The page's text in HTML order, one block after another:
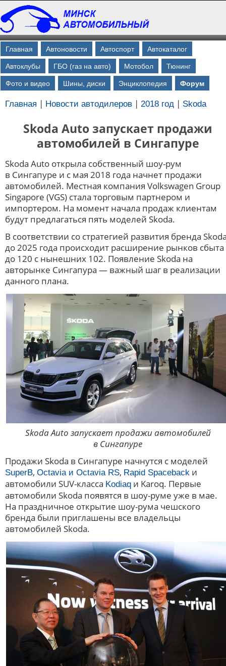
Главная Автоновости Автоспорт Автокаталог
Автоклубы ГБО (газ на авто) Мотобол Тюнинг
Фото и видео Шины, диски Энциклопедия Форум
Главная | Новости автодилеров | 2018 год | Skoda
Skoda Auto запускает продажи
автомобилей в Сингапуре
Skoda Auto открыла собственный шоу-рум
в Сингапуре и с мая 2018 года начнет продажи
автомобилей. Местная компания Volkswagen Group
Singapore (VGS) стала торговым партнером и
импортером. На момент начала продаж клиентам
будут предлагаться пять моделей Skoda.
В соответствии со стратегией развития бренда
до 2025 года происходит расширение рынков сбыта
до 120 с нынешних 102. Появление Skoda на
авторынке Сингапура — важный шаг в реализации
данного плана.
Skoda Auto запускает продажи автомобилей
в Сингапуре
Продажи Skoda в Сингапуре начнутся с моделей
SuperB, Octavia и Octavia RS, Rapid Spaceback и
автомобили SUV-класса Kodiaq и Karoq. Первые
автомобили Skoda появятся в шоу-руме уже в мае.
На праздничное открытие шоу-рума чешского
бренда были приглашены все владельцы
автомобилей Skoda.